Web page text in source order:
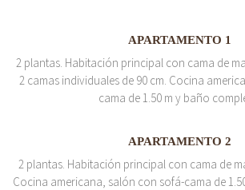
APARTAMENTO 1
2 plantas. Habitación principal con cama de
2 camas individuales de 90 cm. Cocina
cama de 1.50 m y baño
APARTAMENTO 2
2 plantas. Habitación principal con cama de
Cocina americana, salón con sofá-cama de